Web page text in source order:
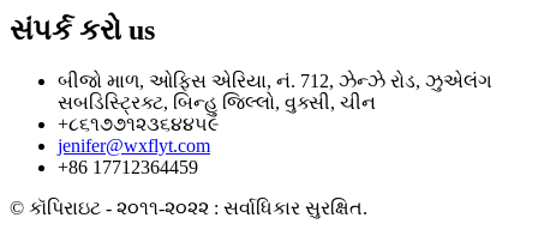
સંપર્ક કરો us
બીજો માળ, ઓફિસ એરિયા, નં. 712, ઝેન્ઝે રોડ, ઝુએલંગ
સબડિસ્ટ્રિક્ટ, બિન્હુ જિલ્લો, વુક્સી, ચીન
+૮૬૧૭૭૧૨૩૬૪૪૫૯
jenifer@wxflyt.com
+86 17712364459
© કૉપિરાઇટ - ૨૦૧૧-૨૦૨૨ : સર્વાધિકાર સુરક્ષિત.